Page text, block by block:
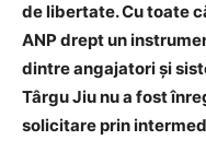
de libertate. Cu toate
ANP drept un
dintre angajatori și
Târgu Jiu nu a fost
solicitare prin